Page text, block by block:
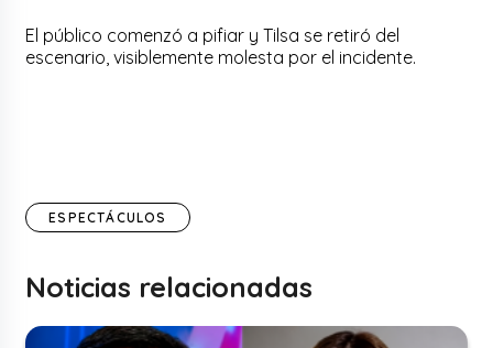
El público comenzó a pifiar y Tilsa se retiró del
escenario, visiblemente molesta por el incidente.
ESPECTÁCULOS
Noticias relacionadas